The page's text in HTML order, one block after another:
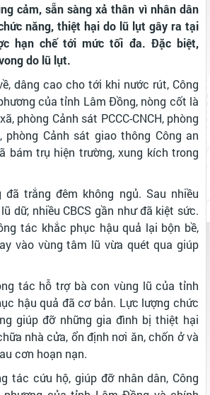
cảm, sẵn sàng xả thân vì nhân dân
năng, thiệt hại do lũ lụt gây ra tại
hạn chế tới mức tối đa. Đặc biệt,
do lũ lụt.
dâng cao cho tới khi nước rút, Công
của tỉnh Lâm Đồng, nòng cốt là
phòng Cảnh sát PCCC-CNCH, phòng
phòng Cảnh sát giao thông Công an
bám trụ hiện trường, xung kích trong
trắng đêm không ngủ. Sau nhiều
dữ, nhiều CBCS gần như đã kiệt sức.
tác khắc phục hậu quả lại bộn bề,
vào vùng tâm lũ vừa quét qua giúp
tác hỗ trợ bà con vùng lũ của tỉnh
hậu quả đã cơ bản. Lực lượng chức
giúp đỡ những gia đình bị thiệt hại
nhà cửa, ổn định nơi ăn, chốn ở và
cơn hoạn nạn.
tác cứu hộ, giúp đỡ nhân dân, Công